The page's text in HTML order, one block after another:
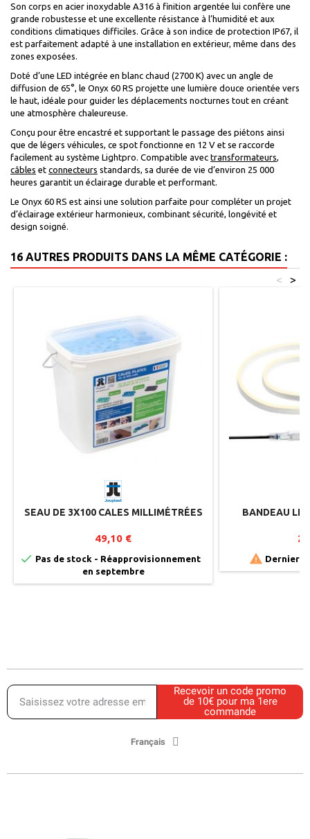
Son corps en acier inoxydable A316 à finition argentée lui confère une
grande robustesse et une excellente résistance à l’humidité et aux
conditions climatiques difficiles. Grâce à son indice de protection IP67, il
est parfaitement adapté à une installation en extérieur, même dans des
zones exposées.
Doté d’une LED intégrée en blanc chaud (2700 K) avec un angle de
diffusion de 65°, le Onyx 60 RS projette une lumière douce orientée vers
le haut, idéale pour guider les déplacements nocturnes tout en créant
une atmosphère chaleureuse.
Conçu pour être encastré et supportant le passage des piétons ainsi
que de légers véhicules, ce spot fonctionne en 12 V et se raccorde
facilement au système Lightpro. Compatible avec transformateurs
câbles et connecteurs standards, sa durée de vie d’environ 25 000
heures garantit un éclairage durable et performant.
Le Onyx 60 RS est ainsi une solution parfaite pour compléter un projet
d’éclairage extérieur harmonieux, combinant sécurité, longévité et
design soigné.
16 AUTRES PRODUITS DANS LA MÊME CATÉGORIE :
>
<
SEAU DE 3X100 CALES MILLIMÉTRÉES
49,10 €
 Pas de stock - Réapprovisionnement
en septembre
BANDEAU
 Derniers
Recevoir un code promo
de 10€ pour ma 1ere
commande
Français